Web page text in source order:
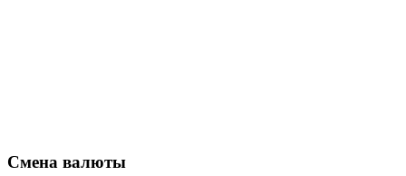
Смена валюты